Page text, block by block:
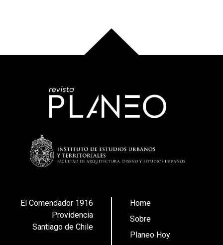
El Comendador 1916
Providencia
Santiago de Chile
Home
Sobre
Planeo Hoy